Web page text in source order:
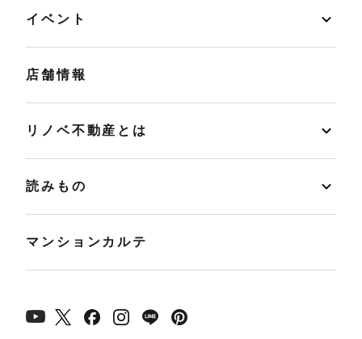
イベント
店舗情報
リノベ不動産とは
読みもの
マンションカルテ